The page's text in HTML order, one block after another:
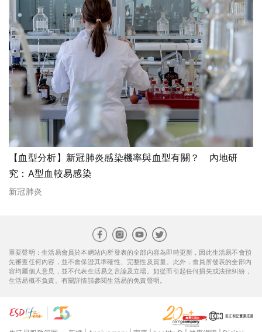
【血型分析】新冠肺炎感染機率與血型有關？ 內地研
究：A型血較易感染
新冠肺炎
重要聲明：生活易會員於本網站內所發表的全部內容為即時更新，因此生活易不會預
先審查任何內容，並不會保證其準確性、完整性及質量。此外，會員所發表的全部內
容均屬個人意見，並不代表生活易之言論及立場。如從而引起任何損失或法律糾紛，
生活易概不負責。有關詳情請參閱生活易的免責聲明。